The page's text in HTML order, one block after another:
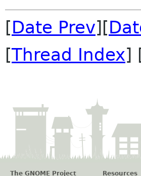
[Date Prev][
[Thread Index]
The GNOME Project
Resources